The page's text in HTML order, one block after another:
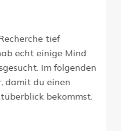
tief
echt einige Mind
Im folgenden
damit du einen
bekommst.